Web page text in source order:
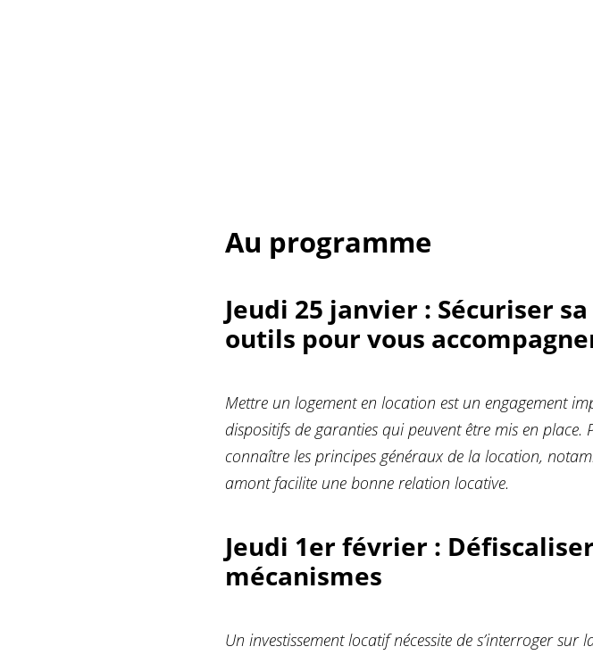
Au programme
Jeudi 25 janvier : Sécuriser
outils pour vous
Mettre un logement en location est un engagement
dispositifs de garanties qui peuvent être mis en
connaître les principes généraux de la location,
amont facilite une bonne relation locative.
Jeudi 1er février :
mécanismes
Un investissement locatif nécessite de s’interroger